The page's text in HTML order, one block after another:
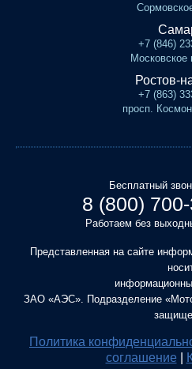
+7 (846)
Ростов-
+7 (863)
просп.
Бесплатный
8 (800)
Работаем без
Представленная на сайте
ЗАО «АЭС». Подразделение
Политика
соглашение